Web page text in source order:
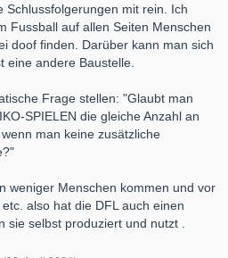
ein Alkoholverbot im Stadion hilft
gesoffen selbst wenn man dann
doch vor oder nach dem Spiel
etwas ganz anderes und sollte
Schlussfolgerungen mit rein. Ich
Fussball auf allen Seiten Menschen
doof finden. Darüber kann man sich
eine andere Baustelle.
Frage stellen: "Glaubt man
SPIELEN die gleiche Anzahl an
man keine zusätzliche
weniger Menschen kommen und vor
also hat die DFL auch einen
sie selbst produziert und nutzt .